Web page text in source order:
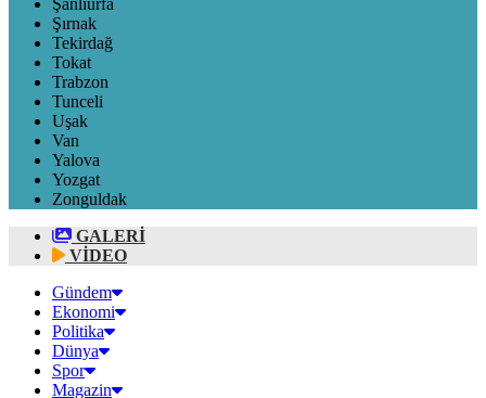
Şanlıurfa
Şırnak
Tekirdağ
Tokat
Trabzon
Tunceli
Uşak
Van
Yalova
Yozgat
Zonguldak
GALERİ
VİDEO
Gündem
Ekonomi
Politika
Dünya
Spor
Magazin